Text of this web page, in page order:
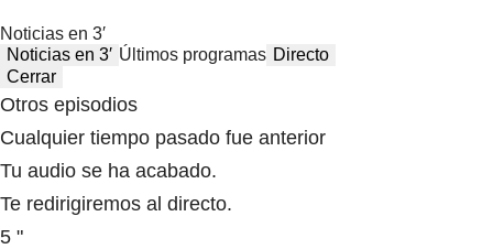
Noticias en 3′
Noticias en 3′ Últimos programas Directo
Cerrar
Otros episodios
Cualquier tiempo pasado fue anterior
Tu audio se ha acabado.
Te redirigiremos al directo.
5 "